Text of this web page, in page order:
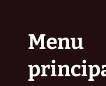
Menu